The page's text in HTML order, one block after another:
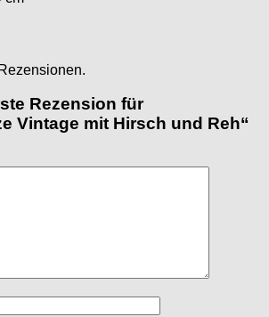
Rezension für
Vintage mit Hirsch und Reh“